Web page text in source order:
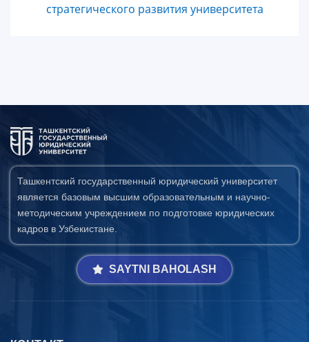
стратегического развития университета
Ташкентский государственный юридический университет
является базовым высшим образовательным и научно-
методическим учреждением по подготовке юридических
кадров в Узбекистане.
SAYTNI BAHOLASH